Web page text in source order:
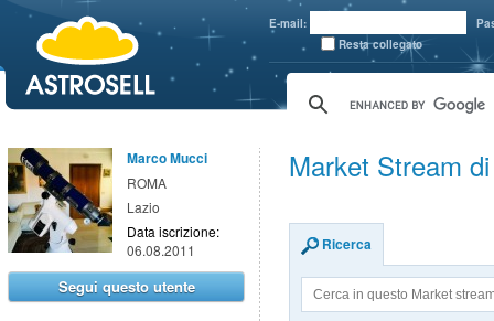
E-mail:
Resta collegato
Marco Mucci
ROMA
Lazio
Data iscrizione:
06.08.2011
Segui questo utente
Market Stream
Ricerca